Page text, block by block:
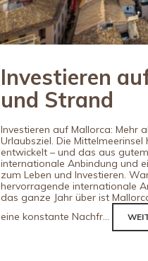
Investieren
und Strand
Investieren auf Mallorca: Mehr
Urlaubsziel. Die
entwickelt – und das aus
internationale Anbindung und
zum Leben und Investieren.
hervorragende internationale
das ganze Jahr über ist
eine konstante Nachfr...